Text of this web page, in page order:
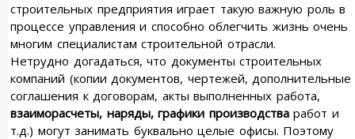
строительных предприятия играет такую важную роль в
процессе управления и способно облегчить жизнь очень
многим специалистам строительной отрасли.
Нетрудно догадаться, что документы строительных
компаний (копии документов, чертежей, дополнительные
соглашения к договорам, акты выполненных работа,
взаиморасчеты, наряды, графики производстваработ и
т.д.) могут занимать буквально целые офисы. Поэтому